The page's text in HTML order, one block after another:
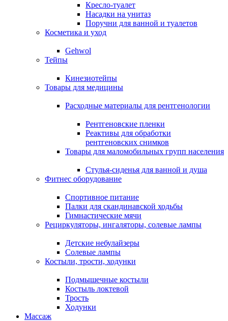
Кресло-туалет
Насадки на унитаз
Поручни для ванной и туалетов
Косметика и уход
Gehwol
Тейпы
Кинезиотейпы
Товары для медицины
Расходные материалы для рентгенологии
Рентгеновские пленки
Реактивы для обработки
рентгеновских снимков
Товары для маломобильных групп населения
Стулья-сиденья для ванной и душа
Фитнес оборудование
Спортивное питание
Палки для скандинавской ходьбы
Гимнастические мячи
Рециркуляторы, ингаляторы, солевые лампы
Детские небулайзеры
Солевые лампы
Костыли, трости, ходунки
Подмышечные костыли
Костыль локтевой
Трость
Ходунки
Массаж